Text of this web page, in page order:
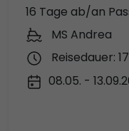
16 Tage ab/an
MS Andrea
Reisedauer:
08.05. -